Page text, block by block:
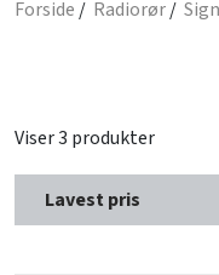
Forside / Radiorør/
Viser 3 produkter